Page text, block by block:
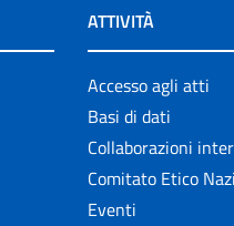
ATTIVITÀ
Accesso agli atti
Basi di dati
Collaborazioni
Comitato Etico
Eventi